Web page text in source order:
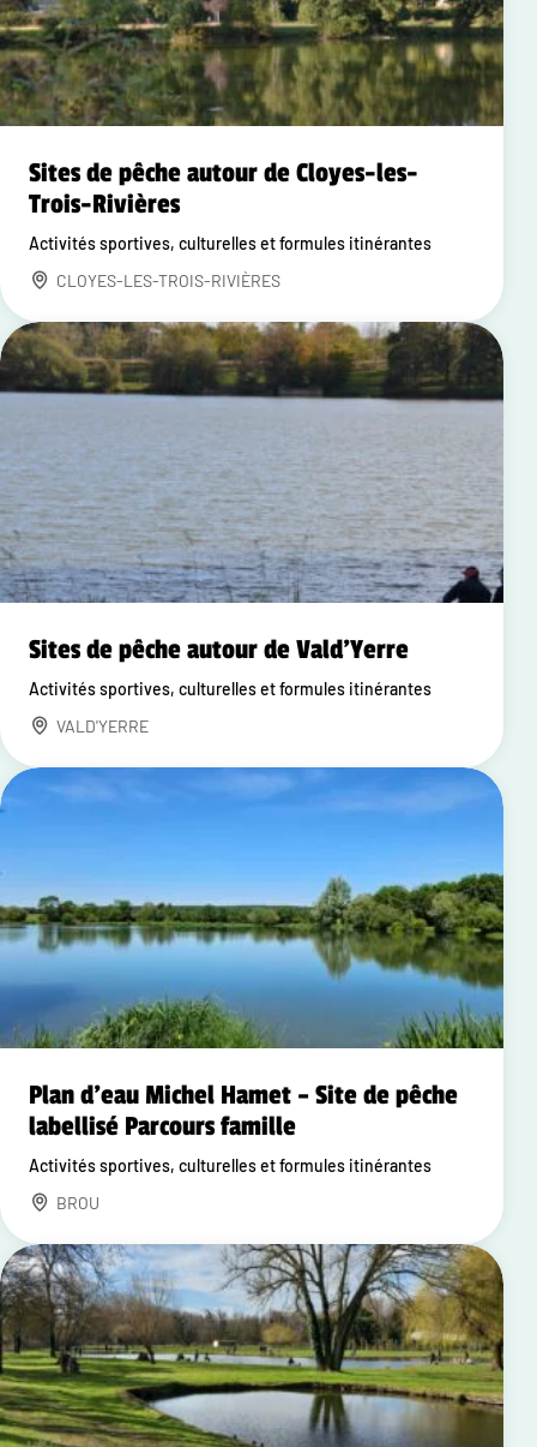
Sites de pêche autour de Cloyes-les-
Trois-Rivières
Activités sportives, culturelles et formules itinérantes
CLOYES-LES-TROIS-RIVIÈRES
Sites de pêche autour de Vald'Yerre
Activités sportives, culturelles et formules itinérantes
VALD'YERRE
Plan d'eau Michel Hamet – Site de pêche
labellisé Parcours famille
Activités sportives, culturelles et formules itinérantes
BROU